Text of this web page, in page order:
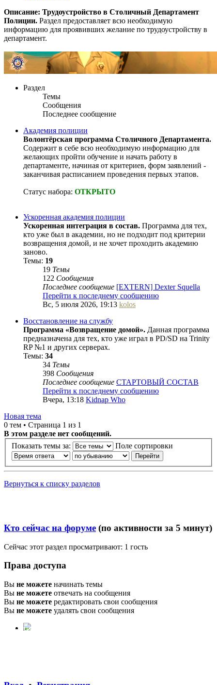
Описание: Трудоустройство в Столичный Департамент
Полиции. Раздел предоставляет всю необходимую
информацию для проявивших желание по трудоустройству в
департамент.
Раздел
Темы
Сообщения
Последнее сообщение
Академия полиции
Волонтёрская программа Столичного Департамента.
Содержит в себе всю необходимую информацию для
желающих пройти обучение и начать работу в
департаменте, начиная от критериев, форм заявлений -
заканчивая расписанием проведения первых этапов.
Статус набора: ОТКРЫТО
Ускоренная академия полиции
Ускоренная интеграция в состав. Программа для тех,
кто уже был в академии, но не подходит под критерии
возвращения домой, и не хочет проходить академию
заново.
Темы: 19
19 Темы
122 Сообщения
Последнее сообщение [EXTERN] Dexter Squella
Перейти к последнему сообщению
Вс, 5 июля 2026, 19:13 kolos
Восстановление на службу
Программа «Возвращение домой». Данная программа
предназначена для тех, кто уже играл в PD/SD на Trinity
RP №1 и других серверах.
Темы: 34
34 Темы
398 Сообщения
Последнее сообщение СТАРТОВЫЙ СОСТАВ
Перейти к последнему сообщению
Вчера, 13:18 Kidnap Who
Новая тема
0 тем • Страница 1 из 1
В этом разделе нет сообщений.
Показать темы за:
Поле сортировки
Вернуться к списку разделов
Кто сейчас на форуме (по активности за 5 минут)
Сейчас этот раздел просматривают: 1 гость
Права доступа
Вы не можете начинать темы
Вы не можете отвечать на сообщения
Вы не можете редактировать свои сообщения
Вы не можете удалять свои сообщения
Часовой пояс: